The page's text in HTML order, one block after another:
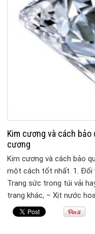
Kim cương và cách
cương
Kim cương và cách bảo
một cách tốt nhất. 1. Đối
Trang sức trong túi vải
trang khác, – Xịt nước